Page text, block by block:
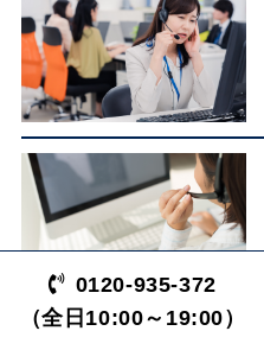
0120-935-372
（全日10:00～19:00）